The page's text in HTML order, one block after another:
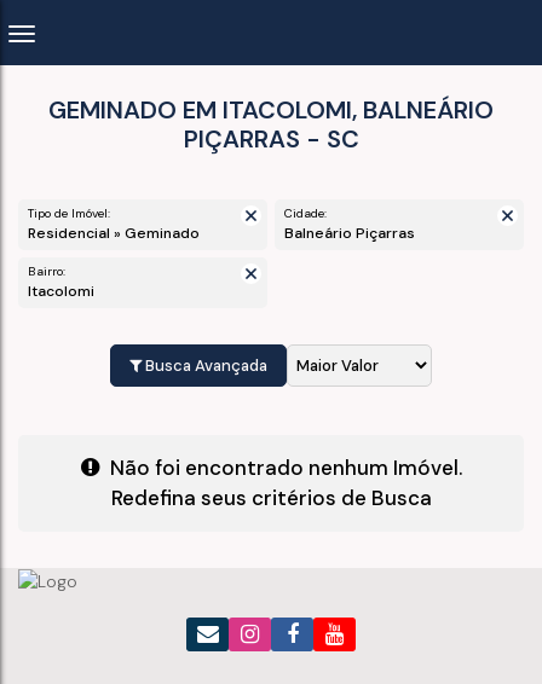
GEMINADO EM ITACOLOMI, BALNEÁRIO
PIÇARRAS - SC
Tipo de Imóvel:
Residencial » Geminado
Cidade:
Balneário Piçarras
Bairro:
Itacolomi
Busca Avançada
Não foi encontrado nenhum Imóvel.
Redefina seus critérios de Busca